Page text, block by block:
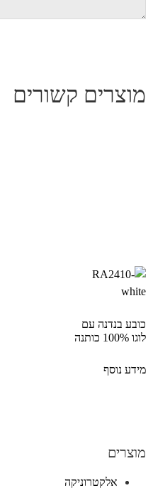
מוצרים
אלקטרוניקה
מוצרים קשורים
כובע בנדנה עם
לוגו 100% כותנה
מידע נוסף